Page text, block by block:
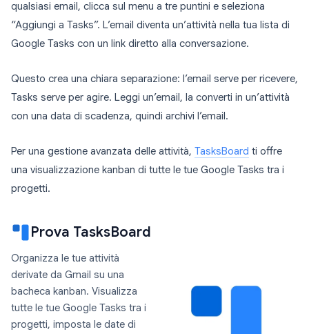
qualsiasi email, clicca sul menu a tre puntini e seleziona
“Aggiungi a Tasks”. L’email diventa un’attività nella tua lista di
Google Tasks con un link diretto alla conversazione.
Questo crea una chiara separazione: l’email serve per ricevere,
Tasks serve per agire. Leggi un’email, la converti in un’attività
con una data di scadenza, quindi archivi l’email.
Per una gestione avanzata delle attività, TasksBoard ti offre
una visualizzazione kanban di tutte le tue Google Tasks tra i
progetti.
Prova TasksBoard
Organizza le tue attività
derivate da Gmail su una
bacheca kanban. Visualizza
tutte le tue Google Tasks tra i
progetti, imposta le date di